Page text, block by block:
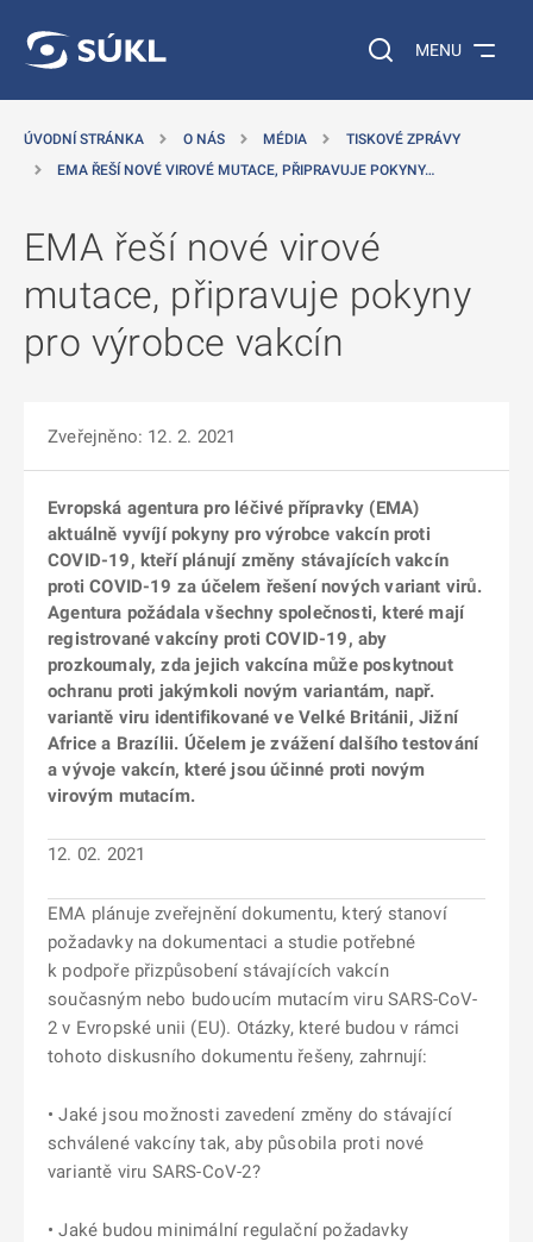
Vyhledávání na
MENU
ÚVODNÍ STRÁNKA O NÁS MÉDIA
TISKOVÉ ZPRÁVY
EMA ŘEŠÍ NOVÉ VIROVÉ MUTACE, PŘIPRAVUJE POKYNY…
EMA řeší nové virové
mutace, připravuje pokyny
pro výrobce vakcín
Zveřejněno: 12. 2. 2021
Evropská agentura pro léčivé přípravky (EMA)
aktuálně vyvíjí pokyny pro výrobce vakcín proti
COVID-19, kteří plánují změny stávajících vakcín
proti COVID-19 za účelem řešení nových variant virů.
Agentura požádala všechny společnosti, které mají
registrované vakcíny proti COVID-19, aby
prozkoumaly, zda jejich vakcína může poskytnout
ochranu proti jakýmkoli novým variantám, např.
variantě viru identifikované ve Velké Británii, Jižní
Africe a Brazílii. Účelem je zvážení dalšího testování
a vývoje vakcín, které jsou účinné proti novým
virovým mutacím.
12. 02. 2021
EMA plánuje zveřejnění dokumentu, který stanoví
požadavky na dokumentaci a studie potřebné
k podpoře přizpůsobení stávajících vakcín
současným nebo budoucím mutacím viru SARS-CoV-
2 v Evropské unii (EU). Otázky, které budou v rámci
tohoto diskusního dokumentu řešeny, zahrnují:
• Jaké jsou možnosti zavedení změny do stávající
schválené vakcíny tak, aby působila proti nové
variantě viru SARS-CoV-2?
• Jaké budou minimální regulační požadavky